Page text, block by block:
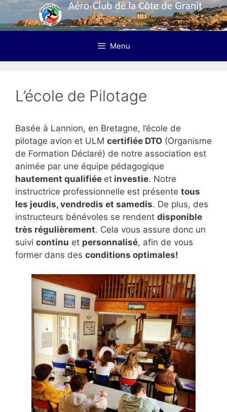
Aller
au
contenu
Menu
L’école de Pilotage
Basée à Lannion, en Bretagne, l’école de
pilotage avion et ULM certifiée DTO (Organisme
de Formation Déclaré) de notre association est
animée par une équipe pédagogique
hautement qualifiée et investie. Notre
instructrice professionnelle est présente tous
les jeudis, vendredis et samedis. De plus, des
instructeurs bénévoles se rendent disponible
très régulièrement. Cela vous assure donc un
suivi continu et personnalisé, afin de vous
former dans des conditions optimales!